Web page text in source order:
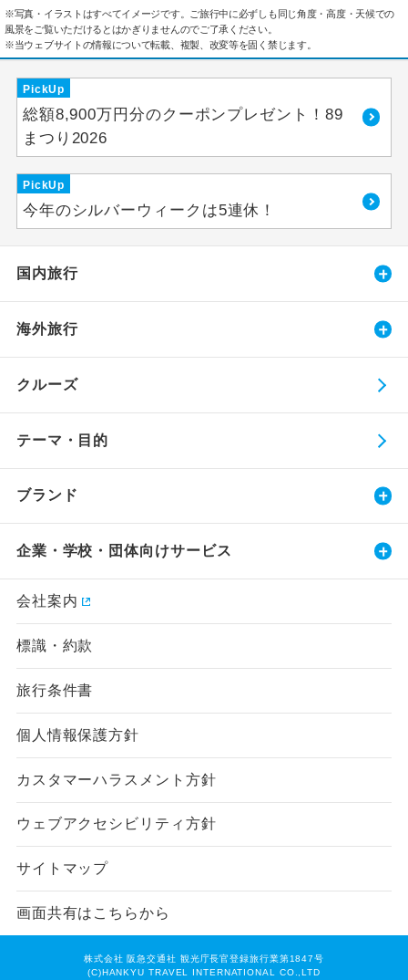
※写真・イラストはすべてイメージです。ご旅行中に必ずしも同じ角度・高度・天候での
風景をご覧いただけるとはかぎりませんのでご了承ください。
※当ウェブサイトの情報について転載、複製、改変等を固く禁じます。
PickUp
総額8,900万円分のクーポンプレゼント！89
まつり2026
PickUp
今年のシルバーウィークは5連休！
国内旅行
海外旅行
クルーズ
テーマ・目的
ブランド
企業・学校・団体向けサービス
会社案内
標識・約款
旅行条件書
個人情報保護方針
カスタマーハラスメント方針
ウェブアクセシビリティ方針
サイトマップ
画面共有はこちらから
株式会社 阪急交通社 観光庁長官登録旅行業第1847号
(C)HANKYU TRAVEL INTERNATIONAL CO.,LTD